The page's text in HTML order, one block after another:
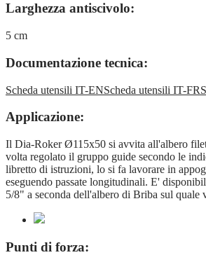
Larghezza antiscivolo:
5 cm
Documentazione tecnica:
Scheda utensili IT-ENScheda utensili IT-FR
Applicazione:
Il Dia-Roker Ø115x50 si avvita all'albero
volta regolato il gruppo guide secondo le
libretto di istruzioni, lo si fa lavorare in
eseguendo passate longitudinali. E'
5/8" a seconda dell'albero di Briba sul quale
Punti di forza: